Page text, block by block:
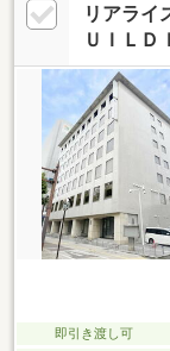
リアラ
ＵＩＬＤ
即引き渡し可